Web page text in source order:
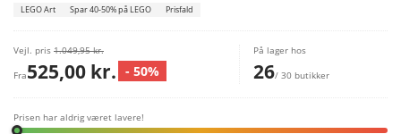
LEGO Art Spar 40-50% på LEGO Prisfald
Vejl. pris 1.049,95 kr.
Fra525,00 kr. - 50%
På lager hos
26/ 30 butikker
Prisen har aldrig været lavere!